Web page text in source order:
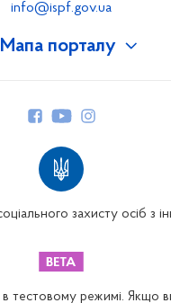
Мапа порталу
info@ispf.gov.ua
захисту осіб з
тестовому режимі. Якщо